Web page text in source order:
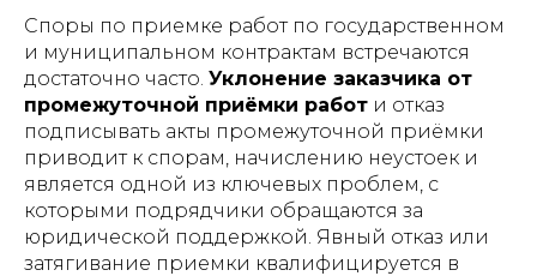
Споры по приемке работ по государственном
и муниципальном контрактам встречаются
достаточно часто. Уклонение заказчика от
промежуточной приёмки работ и отказ
подписывать акты промежуточной приёмки
приводит к спорам, начислению неустоек и
является одной из ключевых проблем, с
которыми подрядчики обращаются за
юридической поддержкой. Явный отказ или
затягивание приемки квалифицируется в